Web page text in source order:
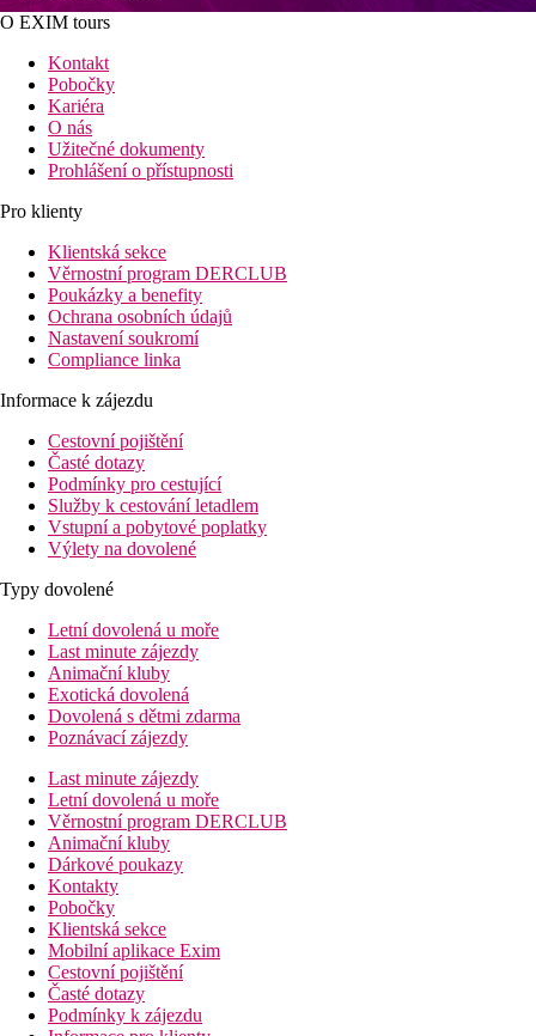
O EXIM tours
Kontakt
Pobočky
Kariéra
O nás
Užitečné dokumenty
Prohlášení o přístupnosti
Pro klienty
Klientská sekce
Věrnostní program DERCLUB
Poukázky a benefity
Ochrana osobních údajů
Nastavení soukromí
Compliance linka
Informace k zájezdu
Cestovní pojištění
Časté dotazy
Podmínky pro cestující
Služby k cestování letadlem
Vstupní a pobytové poplatky
Výlety na dovolené
Typy dovolené
Letní dovolená u moře
Last minute zájezdy
Animační kluby
Exotická dovolená
Dovolená s dětmi zdarma
Poznávací zájezdy
Last minute zájezdy
Letní dovolená u moře
Věrnostní program DERCLUB
Animační kluby
Dárkové poukazy
Kontakty
Pobočky
Klientská sekce
Mobilní aplikace Exim
Cestovní pojištění
Časté dotazy
Podmínky k zájezdu